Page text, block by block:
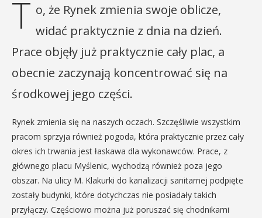
T o, że Rynek zmienia swoje oblicze,
widać praktycznie z dnia na dzień.
Prace objęły już praktycznie cały plac, a
obecnie zaczynają koncentrować się na
środkowej jego części.
Rynek zmienia się na naszych oczach. Szczęśliwie wszystkim
pracom sprzyja również pogoda, która praktycznie przez cały
okres ich trwania jest łaskawa dla wykonawców. Prace, z
głównego placu Myślenic, wychodzą również poza jego
obszar. Na ulicy M. Klakurki do kanalizacji sanitarnej podpięte
zostały budynki, które dotychczas nie posiadały takich
przyłączy. Częściowo można już poruszać się chodnikami